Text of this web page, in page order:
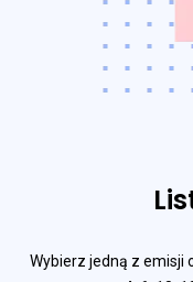
Wybierz jedną z emisji